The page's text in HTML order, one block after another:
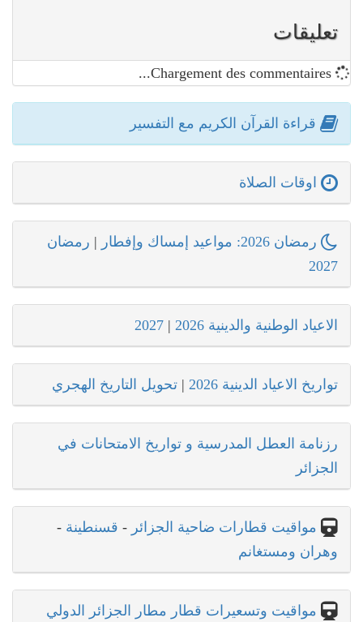
تعليقات
Chargement des commentaires...
قراءة القرآن الكريم مع التفسير
اوقات الصلاة
رمضان 2026: مواعيد إمساك وإفطار | رمضان
2027
الاعياد الوطنية والدينية 2026 |
2027
تواريخ الاعياد الدينية 2026 | تحويل التاريخ الهجري
رزنامة العطل المدرسية و تواريخ الامتحانات في
الجزائر
مواقيت قطارات ضاحية الجزائر - قسنطينة -
وهران ومستغانم
مواقيت وتسعيرات قطار مطار الجزائر الدولي